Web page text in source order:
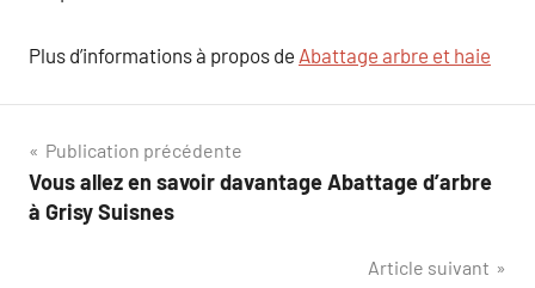
Plus d’informations à propos de Abattage arbre et haie
Navigation
de
Publication précédente
Vous allez en savoir davantage Abattage d’arbre
à Grisy Suisnes
Article suivant